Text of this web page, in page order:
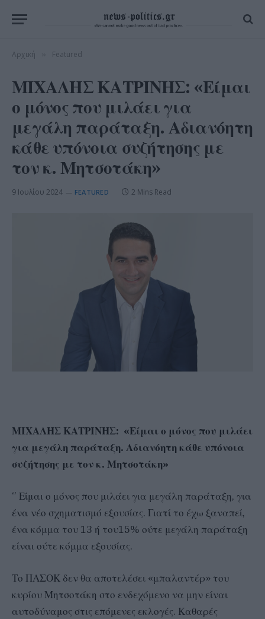
Αρχική Featured
ΜΙΧΑΛΗΣ ΚΑΤΡΙΝΗΣ: «Είμαι
ο μόνος που μιλάει για
μεγάλη παράταξη. Αδιανόητη
κάθε υπόνοια συζήτησης με
τον κ. Μητσοτάκη»
9 Ιουλίου 2024 FEATURED 2 Mins Read
ΜΙΧΑΛΗΣ ΚΑΤΡΙΝΗΣ: «Είμαι ο μόνος που μιλάει
για μεγάλη παράταξη. Αδιανόητη κάθε υπόνοια
συζήτησης με τον κ. Μητσοτάκη»
‘’ Είμαι ο μόνος που μιλάει για μεγάλη παράταξη, για
ένα νέο σχηματισμό εξουσίας. Γιατί το έχω ξαναπεί,
ένα κόμμα του 13 ή του15% ούτε μεγάλη παράταξη
είναι ούτε κόμμα εξουσίας.
Το ΠΑΣΟΚ δεν θα αποτελέσει «μπαλαντέρ» του
κυρίου Μητσοτάκη στο ενδεχόμενο να μην είναι
αυτοδύναμος στις επόμενες εκλογές. Καθαρές